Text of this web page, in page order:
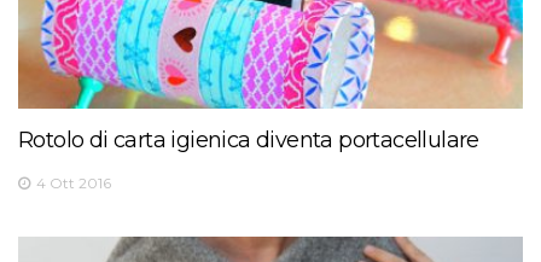
Rotolo di carta igienica diventa portacellulare
4 Ott 2016